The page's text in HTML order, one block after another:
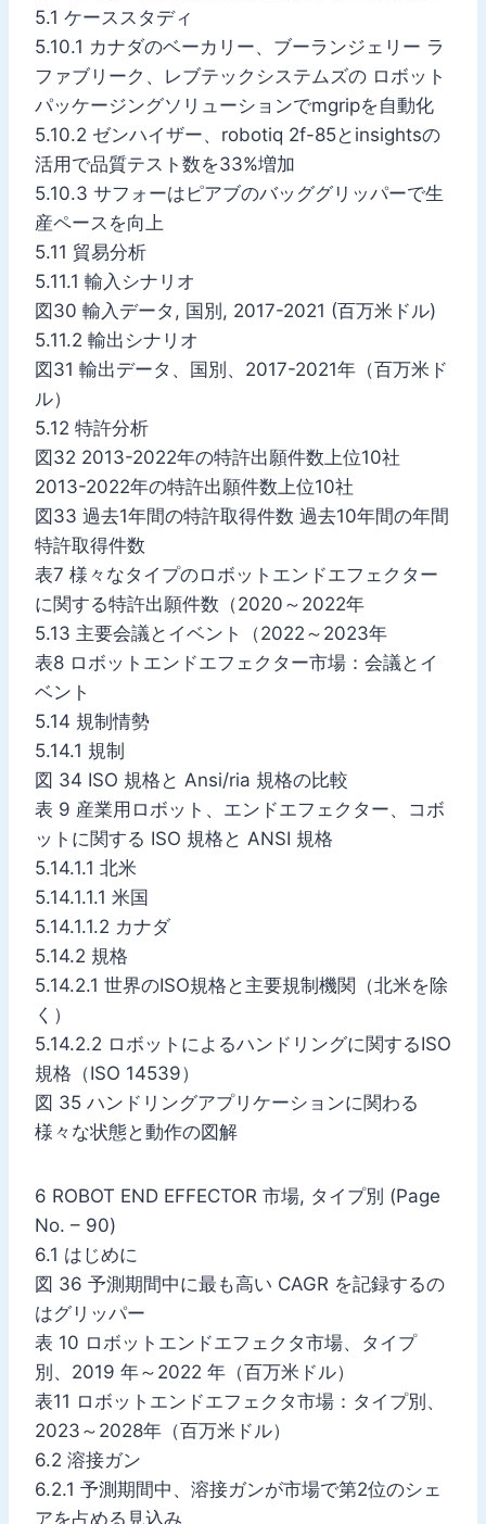
5.1 ケーススタディ
5.10.1 カナダのベーカリー、ブーランジェリー ラ
ファブリーク、レブテックシステムズの ロボット
パッケージングソリューションでmgripを自動化
5.10.2 ゼンハイザー、robotiq 2f-85とinsightsの
活用で品質テスト数を33%増加
5.10.3 サフォーはピアブのバッググリッパーで生
産ペースを向上
5.11 貿易分析
5.11.1 輸入シナリオ
図30 輸入データ, 国別, 2017-2021 (百万米ドル)
5.11.2 輸出シナリオ
図31 輸出データ、国別、2017-2021年（百万米ド
ル）
5.12 特許分析
図32 2013-2022年の特許出願件数上位10社
2013-2022年の特許出願件数上位10社
図33 過去1年間の特許取得件数 過去10年間の年間
特許取得件数
表7 様々なタイプのロボットエンドエフェクター
に関する特許出願件数（2020～2022年
5.13 主要会議とイベント（2022～2023年
表8 ロボットエンドエフェクター市場：会議とイ
ベント
5.14 規制情勢
5.14.1 規制
図 34 ISO 規格と Ansi/ria 規格の比較
表 9 産業用ロボット、エンドエフェクター、コボ
ットに関する ISO 規格と ANSI 規格
5.14.1.1 北米
5.14.1.1.1 米国
5.14.1.1.2 カナダ
5.14.2 規格
5.14.2.1 世界のISO規格と主要規制機関（北米を除
く）
5.14.2.2 ロボットによるハンドリングに関するISO
規格（ISO 14539）
図 35 ハンドリングアプリケーションに関わる
様々な状態と動作の図解
6 ROBOT END EFFECTOR 市場, タイプ別 (Page
No. – 90)
6.1 はじめに
図 36 予測期間中に最も高い CAGR を記録するの
はグリッパー
表 10 ロボットエンドエフェクタ市場、タイプ
別、2019 年～2022 年（百万米ドル）
表11 ロボットエンドエフェクタ市場：タイプ別、
2023～2028年（百万米ドル）
6.2 溶接ガン
6.2.1 予測期間中、溶接ガンが市場で第2位のシェ
アを占める見込み